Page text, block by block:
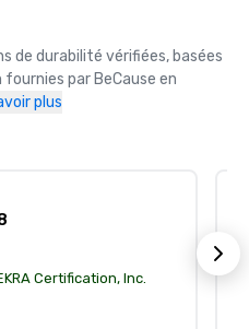
de durabilité vérifiées, basées
par BeCause en
plus
Certification, Inc.